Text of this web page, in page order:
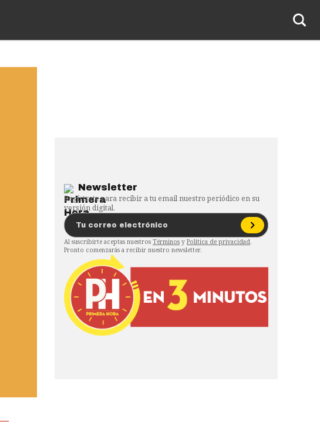
Newsletter
Regístrate para recibir a tu email nuestro periódico en su
versión digital.
Al suscribirte aceptas nuestros Términos y Política de privacidad.
Pronto comenzarás a recibir nuestro newsletter.